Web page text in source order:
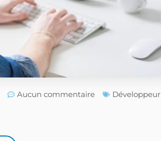
Aucun commentaire
Développeur